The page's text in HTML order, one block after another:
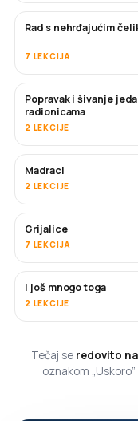
USKORO
Rad s nehrđajućim
7 LEKCIJA
USKORO
Popravak i šivanje
radionicama
2 LEKCIJE
Madraci
2 LEKCIJE
USKORO
Grijalice
7 LEKCIJA
USKORO
I još mnogo toga
2 LEKCIJE
Tečaj se redovito
oznakom